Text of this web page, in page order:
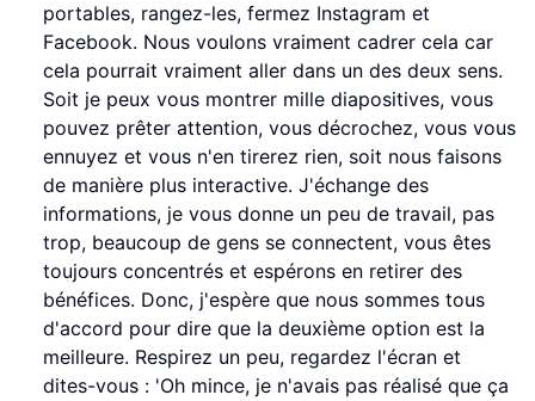
portables, rangez-les, fermez Instagram et
Facebook. Nous voulons vraiment cadrer cela car
cela pourrait vraiment aller dans un des deux sens.
Soit je peux vous montrer mille diapositives, vous
pouvez prêter attention, vous décrochez, vous vous
ennuyez et vous n'en tirerez rien, soit nous faisons
de manière plus interactive. J'échange des
informations, je vous donne un peu de travail, pas
trop, beaucoup de gens se connectent, vous êtes
toujours concentrés et espérons en retirer des
bénéfices. Donc, j'espère que nous sommes tous
d'accord pour dire que la deuxième option est la
meilleure. Respirez un peu, regardez l'écran et
dites-vous : 'Oh mince, je n'avais pas réalisé que ça